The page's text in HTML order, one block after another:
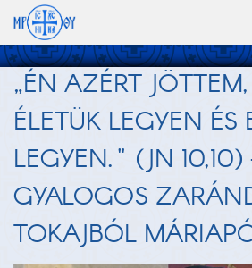
„ÉN AZÉRT
ÉLETÜK LEGYEN ÉS
LEGYEN." (JN 10,10)
GYALOGOS
TOKAJBÓL